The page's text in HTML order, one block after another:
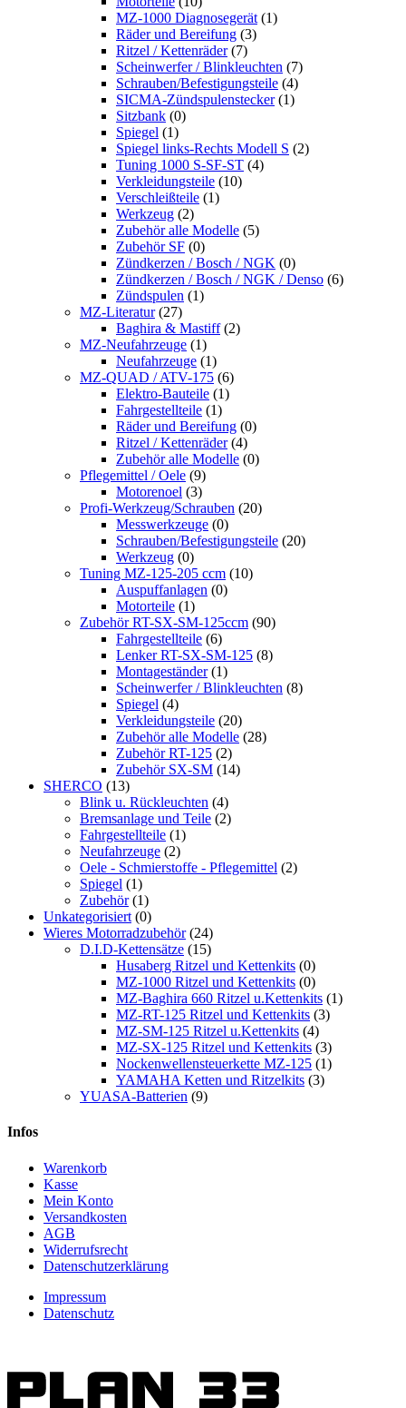
MZ-1000 Diagnosegerät (1)
Räder und Bereifung (3)
Ritzel / Kettenräder (7)
Scheinwerfer / Blinkleuchten (7)
Schrauben/Befestigungsteile (4)
SICMA-Zündspulenstecker (1)
Sitzbank (0)
Spiegel (1)
Spiegel links-Rechts Modell S (2)
Tuning 1000 S-SF-ST (4)
Verkleidungsteile (10)
Verschleißteile (1)
Werkzeug (2)
Zubehör alle Modelle (5)
Zubehör SF (0)
Zündkerzen / Bosch / NGK (0)
Zündkerzen / Bosch / NGK / Denso (6)
Zündspulen (1)
MZ-Literatur (27)
Baghira & Mastiff (2)
MZ-Neufahrzeuge (1)
Neufahrzeuge (1)
MZ-QUAD / ATV-175 (6)
Elektro-Bauteile (1)
Fahrgestellteile (1)
Räder und Bereifung (0)
Ritzel / Kettenräder (4)
Zubehör alle Modelle (0)
Pflegemittel / Oele (9)
Motorenoel (3)
Profi-Werkzeug/Schrauben (20)
Messwerkzeuge (0)
Schrauben/Befestigungsteile (20)
Werkzeug (0)
Tuning MZ-125-205 ccm (10)
Auspuffanlagen (0)
Motorteile (1)
Zubehör RT-SX-SM-125ccm (90)
Fahrgestellteile (6)
Lenker RT-SX-SM-125 (8)
Montageständer (1)
Scheinwerfer / Blinkleuchten (8)
Spiegel (4)
Verkleidungsteile (20)
Zubehör alle Modelle (28)
Zubehör RT-125 (2)
Zubehör SX-SM (14)
SHERCO (13)
Blink u. Rückleuchten (4)
Bremsanlage und Teile (2)
Fahrgestellteile (1)
Neufahrzeuge (2)
Oele - Schmierstoffe - Pflegemittel (2)
Spiegel (1)
Zubehör (1)
Unkategorisiert (0)
Wieres Motorradzubehör (24)
D.I.D-Kettensätze (15)
Husaberg Ritzel und Kettenkits (0)
MZ-1000 Ritzel und Kettenkits (0)
MZ-Baghira 660 Ritzel u.Kettenkits (1)
MZ-RT-125 Ritzel und Kettenkits (3)
MZ-SM-125 Ritzel u.Kettenkits (4)
MZ-SX-125 Ritzel und Kettenkits (3)
Nockenwellensteuerkette MZ-125 (1)
YAMAHA Ketten und Ritzelkits (3)
YUASA-Batterien (9)
Infos
Warenkorb
Kasse
Mein Konto
Versandkosten
AGB
Widerrufsrecht
Datenschutzerklärung
Impressum
Datenschutz